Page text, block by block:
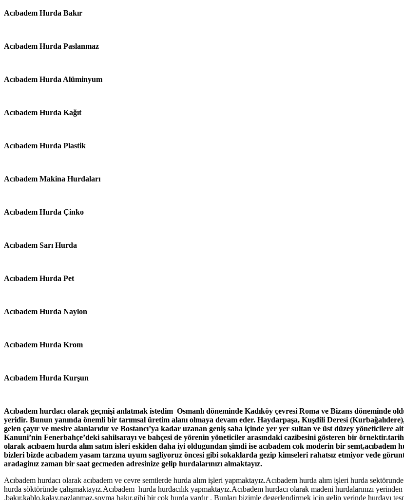
Acıbadem Hurda Bakır
Acıbadem Hurda Paslanmaz
Acıbadem Hurda Alüminyum
Acıbadem Hurda Kağıt
Acıbadem Hurda Plastik
Acıbadem Makina Hurdaları
Acıbadem Hurda Çinko
Acıbadem Sarı Hurda
Acıbadem Hurda Pet
Acıbadem Hurda Naylon
Acıbadem Hurda Krom
Acıbadem Hurda Kurşun
Acıbadem hurdacı olarak geçmişi anlatmak istedim Osmanlı döneminde Kadıköy çevresi Roma ve Bizans döneminde
yeridir. Bunun yanında önemli bir tarımsal üretim alanı olmaya devam eder. Haydarpaşa, Kuşdili Deresi
gelen çayır ve mesire alanlarıdır ve Bostancı’ya kadar uzanan geniş saha içinde yer yer sultan ve üst düzey yöneticilere
Kanuni’nin Fenerbahçe’deki sahilsarayı ve bahçesi de yörenin yöneticiler arasındaki cazibesini gösteren bir
olarak acıbaem hurda alım satım isleri eskiden daha iyi oldugundan şimdi ise acıbadem cok moderin bir
bizleri bizde acıbadem yasam tarzına uyum sagliyoruz öncesi gibi sokaklarda gezip kimseleri rahatsız etmiyor vede
aradaginız zaman bir saat gecmeden adresinize gelip hurdalarınızı almaktayız.
Acıbadem hurdacı olarak acıbadem ve cevre semtlerde hurda alım işleri yapmaktayız.Acıbadem hurda alım işleri hurda
hurda söktöründe çalışmaktayız.Acıbadem hurda hurdacılık yapmaktayız.Acıbadem hurdacı olarak madeni hurdalarınızı
,bakır,kablo,kalay,pazlanmaz,soyma bakır,gibi bir çok hurda vardır , Bunları bizimle degerlendirmek için gelip yerinde hurdayı